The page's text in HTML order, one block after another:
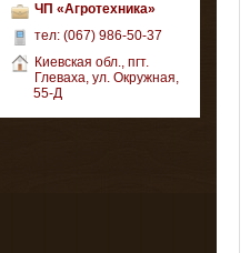
ЧП «Агротехника»
тел: (067) 986-50-37
Киевская обл., пгт.
Глеваха, ул. Окружная,
55-Д